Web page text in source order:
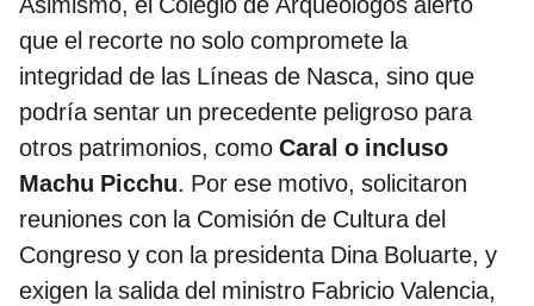
que el recorte no solo compromete la
integridad de las Líneas de Nasca, sino que
podría sentar un precedente peligroso para
otros patrimonios, como Caral o incluso
Machu Picchu. Por ese motivo, solicitaron
reuniones con la Comisión de Cultura del
Congreso y con la presidenta Dina Boluarte, y
exigen la salida del ministro Fabricio Valencia,